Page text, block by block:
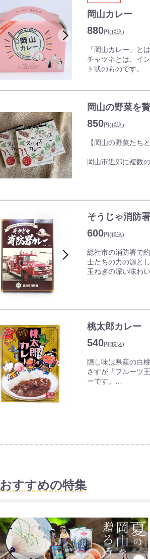
岡山カレー
880円(税込)
「岡山カレー」と
チャツネとは、イ
ト状のものです。
「岡山を盛り上げ
た。
岡山の野菜を
850円(税込)
【岡山の野菜たち
岡山市近郊に複数
作られています。
山市内のMARS
パッケージのイラ
スト。岡山とネパ
そうじゃ消防
600円(税込)
総社市の消防署で
士たちの力の源と
玉ねぎの深い味わ
桃太郎カレー
540円(税込)
隠し味は県産の白
さすが「フルーツ
ーです。
おすすめの特集